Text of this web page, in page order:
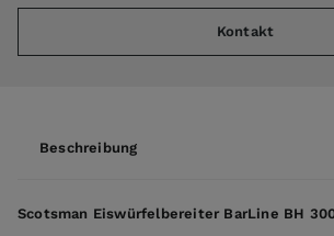
Kontakt
Beschreibung
Scotsman Eiswürfelbereiter BarLine BH